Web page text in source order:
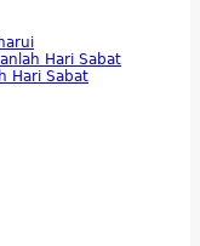
Hari Sabat
Hari Sabat